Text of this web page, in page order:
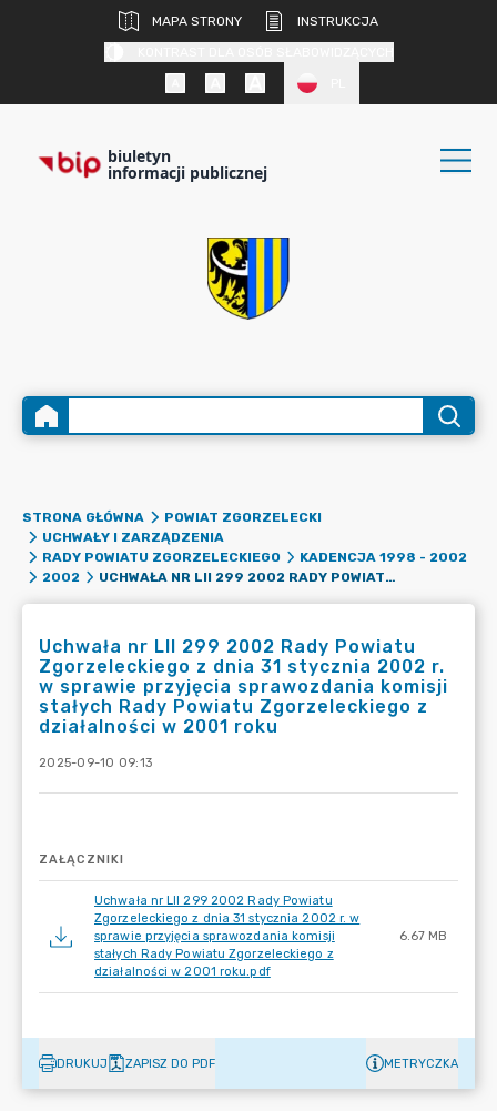
MAPA STRONY
INSTRUKCJA
biuletyn
informacji publicznej
STRONA GŁÓWNA
POWIAT ZGORZELECKI
UCHWAŁY I ZARZĄDZENIA
RADY POWIATU ZGORZELECKIEGO
KADENCJA 1998 - 2002
2002
UCHWAŁA NR LII 299 2002 RADY POWIATU ZGORZELECKIEGO Z DNIA 31 STYCZNIA 2002 R. W SPRAWIE PRZYJĘCIA SPRAWOZDANIA KOMISJI STAŁYCH RADY POWIATU ZGORZELECKIEGO Z DZIAŁALNOŚCI W 2001 ROKU
Uchwała nr LII 299 2002 Rady Powiatu
Zgorzeleckiego z dnia 31 stycznia 2002 r.
w sprawie przyjęcia sprawozdania komisji
stałych Rady Powiatu Zgorzeleckiego z
działalności w 2001 roku
2025-09-10 09:13
ZAŁĄCZNIKI
Uchwała nr LII 299 2002 Rady Powiatu
Zgorzeleckiego z dnia 31 stycznia 2002 r. w
sprawie przyjęcia sprawozdania komisji
stałych Rady Powiatu Zgorzeleckiego z
działalności w 2001 roku.pdf
6.67 MB
DRUKUJ ZAPISZ DO PDF METRYCZKA